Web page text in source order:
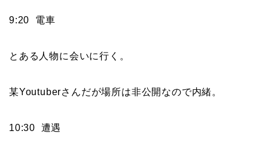
9:20 電車
とある人物に会いに行く。
某Youtuberさんだが場所は非公開なので内緒。
10:30 遭遇